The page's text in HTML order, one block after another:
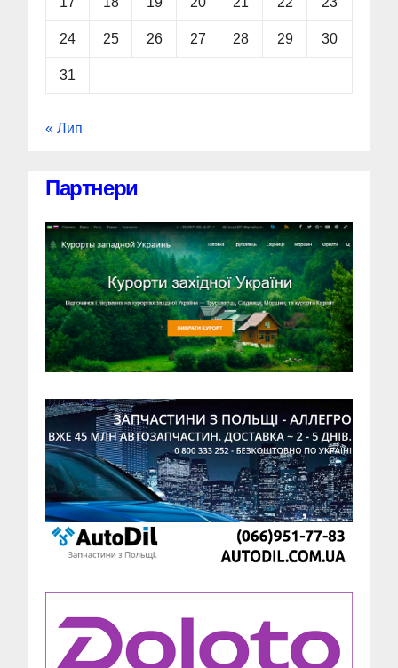
24 25 26 27 28 29 30
31
« Лип
Партнери